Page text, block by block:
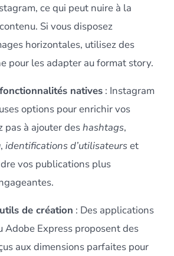
ce qui peut nuire à la
Si vous disposez
horizontales, utilisez des
pour les adapter au format story.
natives: Instagram
options pour enrichir vos
pas à ajouter deshashtags,
, identifications d’utilisateurset
vos publications plus
de création : Des applications
Adobe Express proposent des
aux dimensions parfaites pour